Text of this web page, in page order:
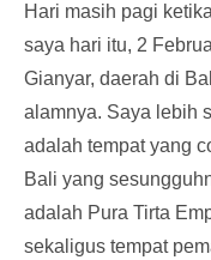
Hari masih pagi
saya hari itu, 2
Gianyar, daerah di
alamnya. Saya lebih
adalah tempat yang
Bali yang
adalah Pura Tirta
sekaligus tempat